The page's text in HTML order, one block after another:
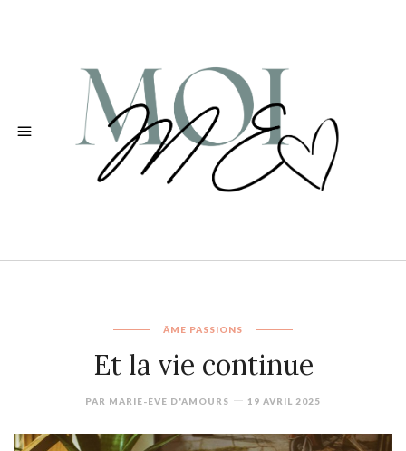
ÂME PASSIONS
Et la vie continue
PAR MARIE-ÈVE D'AMOURS 19 AVRIL 2025